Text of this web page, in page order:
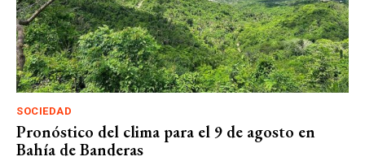
SOCIEDAD
Pronóstico del clima para el 9 de agosto en
Bahía de Banderas